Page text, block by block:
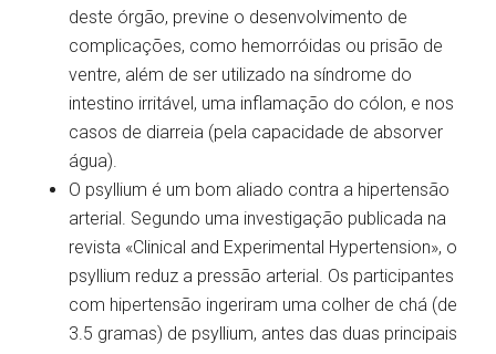
deste órgão, previne o desenvolvimento de
complicações, como hemorróidas ou prisão de
ventre, além de ser utilizado na síndrome do
intestino irritável, uma inflamação do cólon, e nos
casos de diarreia (pela capacidade de absorver
água).
O psyllium é um bom aliado contra a hipertensão
arterial. Segundo uma investigação publicada na
revista «Clinical and Experimental Hypertension», o
psyllium reduz a pressão arterial. Os participantes
com hipertensão ingeriram uma colher de chá (de
3.5 gramas) de psyllium, antes das duas principais